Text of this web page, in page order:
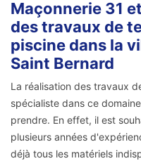
Maçonnerie 31
des travaux de
piscine dans la
Saint Bernard
La réalisation des travaux
spécialiste dans ce
prendre. En effet, il est
plusieurs années
déjà tous les matériels